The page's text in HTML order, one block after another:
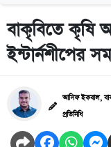
বাকৃবিতে কৃষি
ইন্টার্নশীপের
আসিফ ইকবাল,
প্রতিনিধি